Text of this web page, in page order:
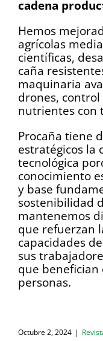
cadena
Hemos
agrícolas
científicas,
caña
maquinaria
drones,
nutrientes con
Procaña tiene
estratégicos la
tecnológica
conocimiento
y base
sostenibilidad
mantenemos
que refuerzan
capacidades
sus
que benefician
personas.
Octubre 2, 2024 |